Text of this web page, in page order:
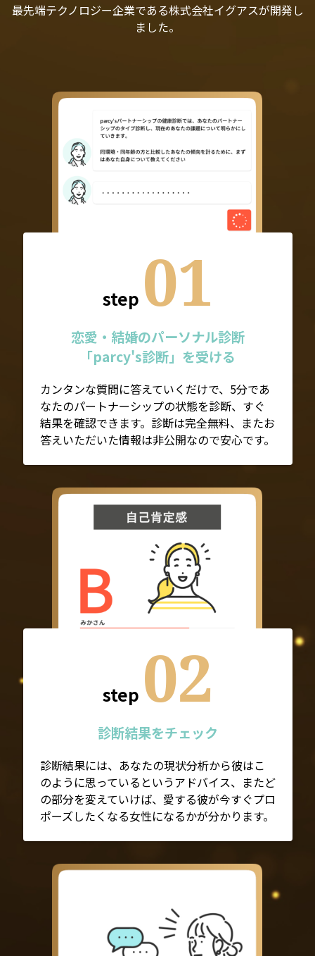
最先端テクノロジー企業である株式会社イグアスが開発し
ました。
step 01
恋愛・結婚のパーソナル診断
「parcy's診断」を受ける
カンタンな質問に答えていくだけで、5分であ
なたのパートナーシップの状態を診断、すぐ
結果を確認できます。診断は完全無料、またお
答えいただいた情報は非公開なので安心です。
step 02
診断結果をチェック
診断結果には、あなたの現状分析から彼はこ
のように思っているというアドバイス、またど
の部分を変えていけば、愛する彼が今すぐプロ
ポーズしたくなる女性になるかが分かります。